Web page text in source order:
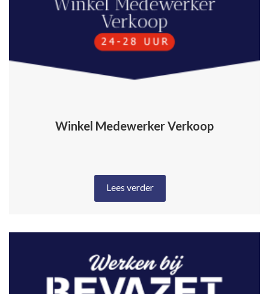
Winkel Medewerker Verkoop
Lees verder